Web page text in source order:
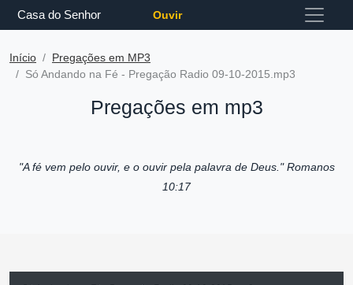
Casa do Senhor Ouvir
Início
Pregações em MP3
Só Andando na Fé - Pregação Radio 09-10-2015.mp3
Pregações em mp3
"A fé vem pelo ouvir, e o ouvir pela palavra de Deus."Romanos
10:17